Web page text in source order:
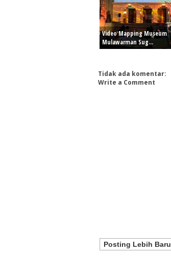
Video Mapping Museum
Mulawarman Sug...
Tidak ada komentar:
Write a Comment
Posting Lebih Baru